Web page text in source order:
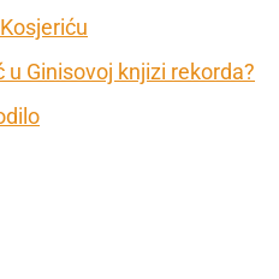
Ginisovoj knjizi rekorda?